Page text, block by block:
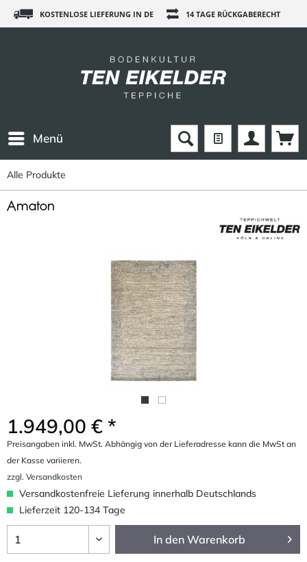
KOSTENLOSE LIEFERUNG IN DE 14 TAGE RÜCKGABERECHT
Menü
Alle Produkte
Amaton
1.949,00 € *
Preisangaben inkl. MwSt. Abhängig von der Lieferadresse kann die MwSt an
der Kasse variieren.
zzgl. Versandkosten
Versandkostenfreie Lieferung innerhalb Deutschlands
Lieferzeit 120-134 Tage
In den Warenkorb